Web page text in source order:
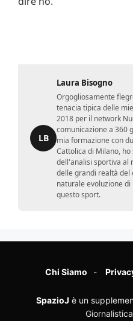
LB
Laura Bisogno
Orgogliosamente
tenacia tipica delle
2018 per il network
comunicazione a 360
mia formazione con
Cattolica di Milano,
dell'analisi sportiva al
delle grandi realtà del
naturale evoluzione
questo sport.
Chi Siamo
SpazioJ è un